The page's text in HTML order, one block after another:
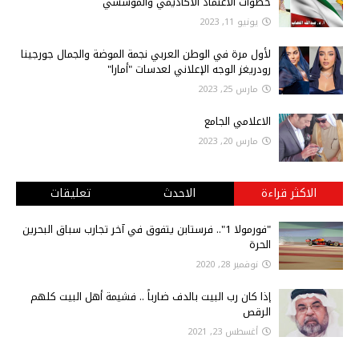
يونيو 11, 2023
لأول مرة في الوطن العربي نجمة الموضة والجمال جورجينا
رودريغز الوجه الإعلاني لعدسات "أمارا"
مارس 25, 2023
الاعلامي الجامع
مارس 20, 2023
الاكثر قراءة الاحدث تعليقات
"فورمولا 1".. فرستابن يتفوق في آخر تجارب سباق البحرين
الحرة
نوفمبر 28, 2020
إذا كان رب البيت بالدف ضارباً .. فشيمة أهل البيت كلهم
الرقص
أغسطس 23, 2021